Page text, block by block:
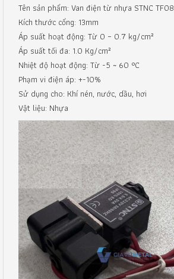
Tên sản phẩm: Van điện từ nhựa STNC TF08
Kích thước cổng: 13mm
Áp suất hoạt động: Từ 0 – 0.7 kg/cm²
Áp suất tối đa: 1.0 Kg/cm²
Nhiệt độ hoạt động: Từ -5 ~ 60 °C
Phạm vi điện áp: +-10%
Sử dụng cho: Khí nén, nước, dầu, hơi
Vật liệu: Nhựa